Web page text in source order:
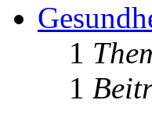
1
1